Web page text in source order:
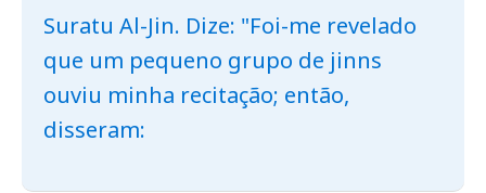
Suratu Al-Jin. Dize: "Foi-me revelado
que um pequeno grupo de jinns
ouviu minha recitação; então,
disseram: